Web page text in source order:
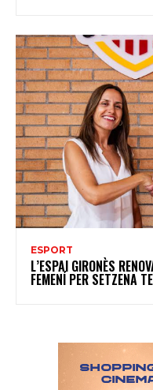
ESPORT
L’ESPAI GIRONÈS
FEMENÍ PER SETZENA